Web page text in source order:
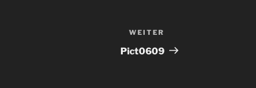
Beitrag
WEITER
Pict0609